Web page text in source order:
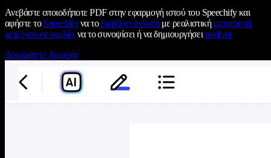
Ανεβάστε οποιοδήποτε PDF στην εφαρμογή ιστού του Speechify και
αφήστε τοSpeechifyνα τοδιαβάσει δυνατάμε ρεαλιστική μετατροπή
κειμένου σε ομιλία, να το συνοψίσει ή να δημιουργήσει podcast
Δοκιμάστε δωρεάν